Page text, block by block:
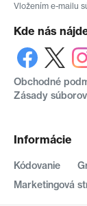
Informácie
Kódovanie
Marketingová
Vložením e-mailu
Kde nás
Obchodné
Zásady